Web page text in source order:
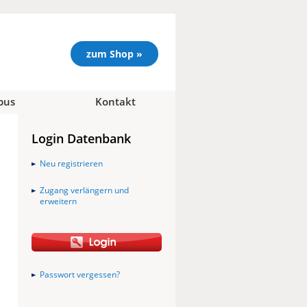
zum Shop »
Kontakt
Login Datenbank
Neu registrieren
Zugang verlängern und
erweitern
Passwort vergessen?